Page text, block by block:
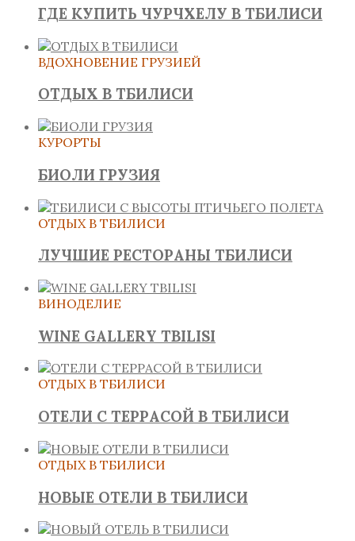
ГДЕ КУПИТЬ ЧУРЧХЕЛУ В ТБИЛИСИ
ВДОХНОВЕНИЕ ГРУЗИЕЙ
ОТДЫХ В ТБИЛИСИ
КУРОРТЫ
БИОЛИ ГРУЗИЯ
ОТДЫХ В ТБИЛИСИ
ЛУЧШИЕ РЕСТОРАНЫ ТБИЛИСИ
ВИНОДЕЛИЕ
WINE GALLERY TBILISI
ОТДЫХ В ТБИЛИСИ
ОТЕЛИ С ТЕРРАСОЙ В ТБИЛИСИ
ОТДЫХ В ТБИЛИСИ
НОВЫЕ ОТЕЛИ В ТБИЛИСИ